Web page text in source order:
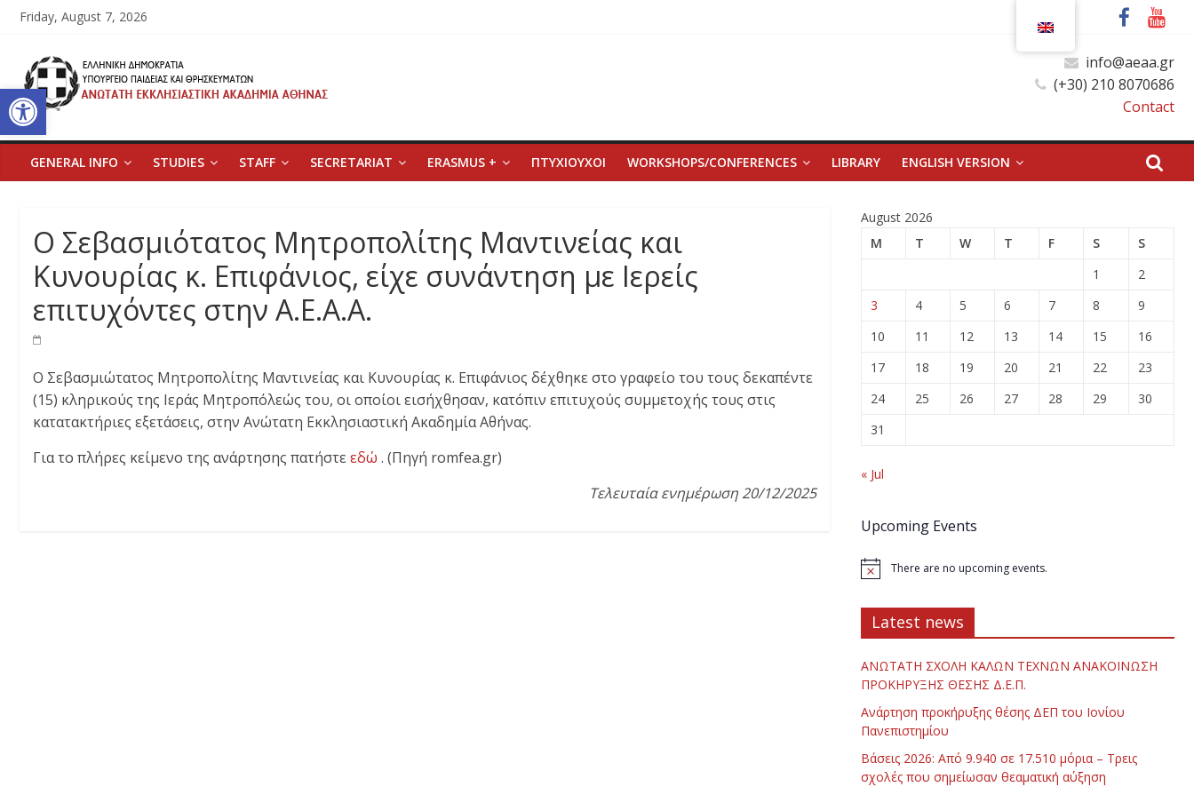
Open toolbar
Skip
content
Friday, August 7, 2026
Ανώτατη
Εκκλησιαστική
Ακαδημία
Αθηνών
Ανώτατη
Εκκλησιαστική
Αθηνών
info@aeaa.gr
(+30) 210 8070686
Contact
GENERAL INFO STUDIES STAFF SECRETARIAT ERASMUS + ΠΤΥΧΙΟΥΧΟΙ WORKSHOPS/CONFERENCES LIBRARY ENGLISH VERSION
Ο Σεβασμιότατος Μητροπολίτης Μαντινείας και
Κυνουρίας κ. Επιφάνιος, είχε συνάντηση με Ιερείς
επιτυχόντες στην Α.Ε.Α.Α.
Ο Σεβασμιώτατος Μητροπολίτης Μαντινείας και Κυνουρίας κ. Επιφάνιος δέχθηκε στο γραφείο του τους δεκαπέντε
(15) κληρικούς της Ιεράς Μητροπόλεώς του, οι οποίοι εισήχθησαν, κατόπιν επιτυχούς συμμετοχής τους στις
κατατακτήριες εξετάσεις, στην Ανώτατη Εκκλησιαστική Ακαδημία Αθήνας.
Για το πλήρες κείμενο της ανάρτησης πατήστεεδώ . (Πηγή romfea.gr)
Τελευταία ενημέρωση 20/12/2025
August 2026
M
T W T F S
S
1
2
3
4 5 6 7 8
9
10
11 12 13 14 15
16
17
18 19 20 21 22
23
24
25 26 27 28 29
30
31
« Jul
Upcoming Events
There are no upcoming events.
Latest news
ΑΝΩΤΑΤΗ ΣΧΟΛΗ ΚΑΛΩΝ ΤΕΧΝΩΝ ΑΝΑΚΟΙΝΩΣΗ
ΠΡΟΚΗΡΥΞΗΣ ΘΕΣΗΣ Δ.Ε.Π.
Ανάρτηση προκήρυξης θέσης ΔΕΠ του Ιονίου
Πανεπιστημίου
Βάσεις 2026: Από 9.940 σε 17.510 μόρια – Τρεις
σχολές που σημείωσαν θεαματική αύξηση